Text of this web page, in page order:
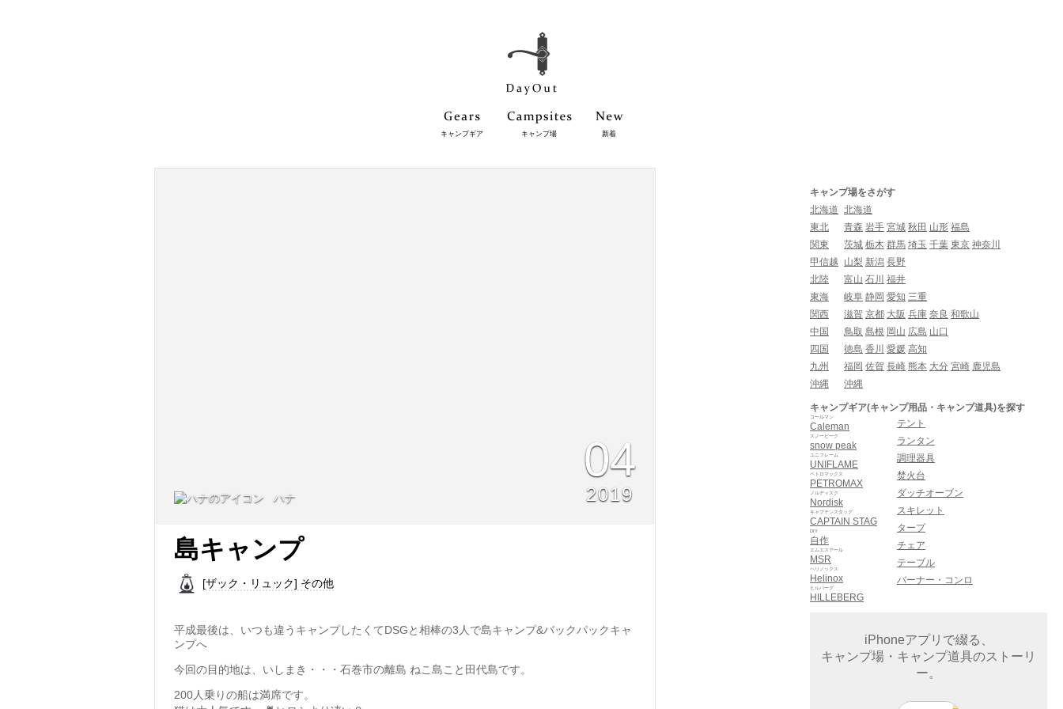
キャンプギア キャンプ場 新着
ハナ
04
2019
島キャンプ
[ザック・リュック] その他
平成最後は、いつも違うキャンプしたくてDSGと相棒の3人で島キャンプ&バックパックキャ
ンプへ
今回の目的地は、いしまき・・・石巻市の離島 ねこ島こと田代島です。
200人乗りの船は満席です。
キャンプ場をさがす
北海道 北海道
東北
青森 岩手 宮城 秋田 山形 福島
関東
茨城 栃木 群馬 埼玉 千葉 東京 神奈川
甲信越
山梨 新潟 長野
北陸
富山 石川 福井
東海
岐阜 静岡 愛知 三重
関西
滋賀 京都 大阪 兵庫 奈良 和歌山
中国
鳥取 島根 岡山 広島 山口
四国
徳島 香川 愛媛 高知
九州
福岡 佐賀 長崎 熊本 大分 宮崎 鹿児島
沖縄
沖縄
キャンプギア(キャンプ用品・キャンプ道具)を探す
Caleman
コールマン
snow peak
スノーピーク
UNIFLAME
ユニフレーム
PETROMAX
ペトロマックス
Nordisk
ノルディスク
CAPTAIN STAG
キャプテンスタッグ
自作
DIY
MSR
エムエスアール
Helinox
ヘリノックス
HILLEBERG
ヒルバーグ
テント
ランタン
調理器具
焚火台
ダッチオーブン
スキレット
タープ
チェア
テーブル
バーナー・コンロ
iPhoneアプリで綴る、
キャンプ場・キャンプ道具のストーリ
ー。